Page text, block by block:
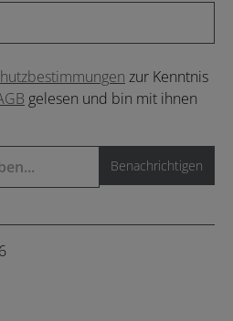
zur Kenntnis
gelesen und bin mit ihnen
Benachrichtigen